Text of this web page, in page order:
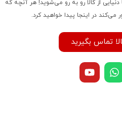
از کالا رو به رو می‌شوید! هر آنچه که
می‌کند در اینجا پیدا خواهید کرد.
تماس بگیرید